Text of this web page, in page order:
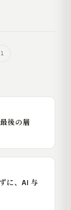
後の層
に、AI 与